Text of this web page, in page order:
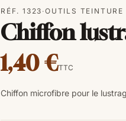
RÉF. 1323 ·OUTILS TEINTURE
Chiffon
1,40 €TTC
Chiffon microfibre pour le